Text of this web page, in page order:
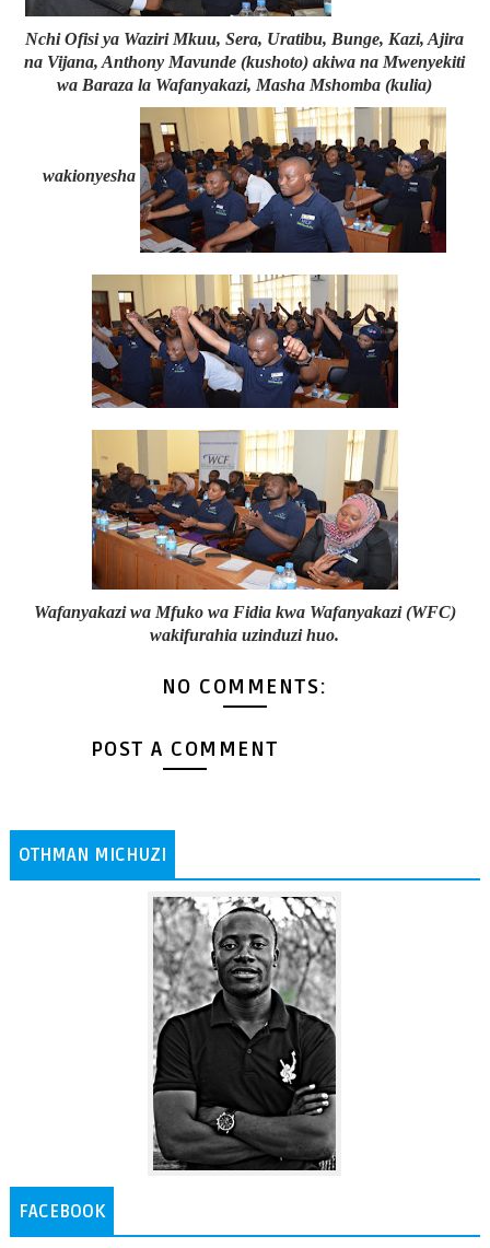
Nchi Ofisi ya Waziri Mkuu, Sera, Uratibu, Bunge, Kazi, Ajira
na Vijana, Anthony Mavunde (kushoto) akiwa na Mwenyekiti
wa Baraza la Wafanyakazi, Masha Mshomba (kulia)
wakionyesha
Wafanyakazi wa Mfuko wa Fidia kwa Wafanyakazi (WFC)
wakifurahia uzinduzi huo.
NO COMMENTS:
POST A COMMENT
OTHMAN MICHUZI
FACEBOOK